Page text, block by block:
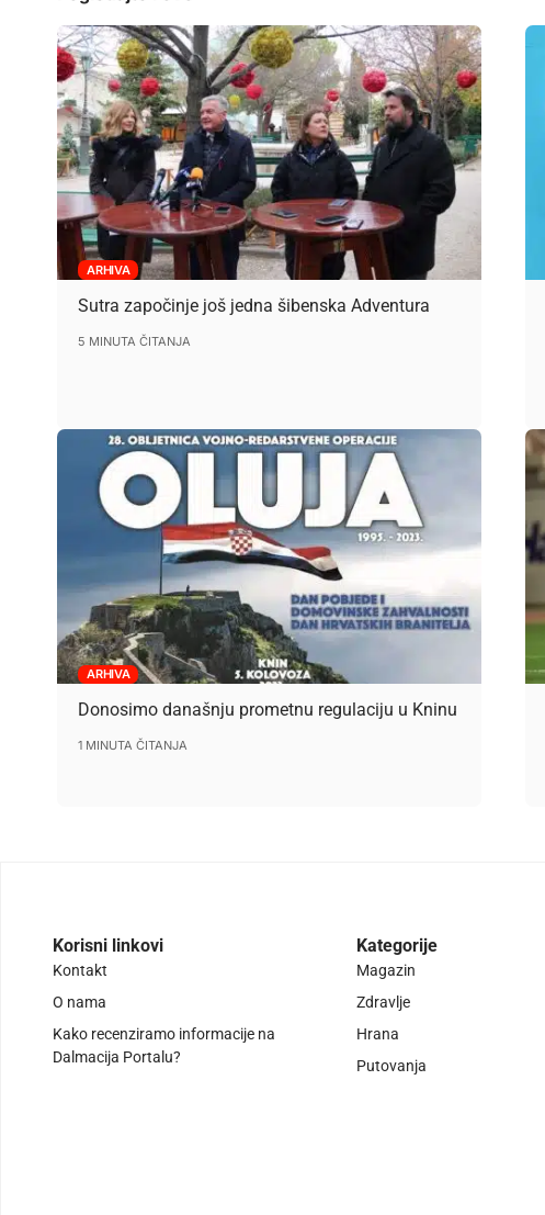
ARHIVA
Sutra započinje još jedna šibenska Adventura
5 MINUTA ČITANJA
ARHIVA
Donosimo današnju prometnu regulaciju u Kninu
1 MINUTA ČITANJA
Korisni linkovi
Kontakt
O nama
Kako recenziramo informacije na
Dalmacija Portalu?
Kategorije
Magazin
Zdravlje
Hrana
Putovanja